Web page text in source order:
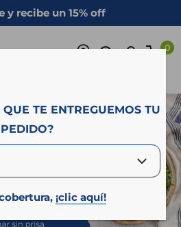
y recibe un 15% off
TE ENTREGUEMOS TU
PEDIDO?
¡clic aquí!
0